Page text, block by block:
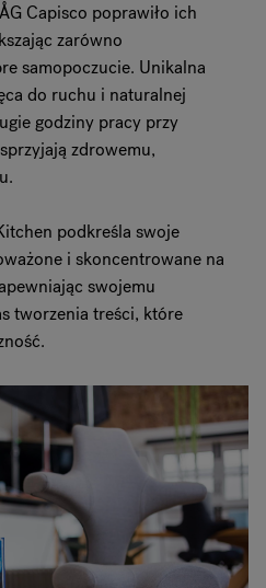
Capisco poprawiło ich
zarówno
samopoczucie. Unikalna
do ruchu i naturalnej
godziny pracy przy
zdrowemu,
podkreśla swoje
i skoncentrowane na
swojemu
tworzenia treści, które